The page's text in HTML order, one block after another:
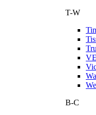
T-W
В-С